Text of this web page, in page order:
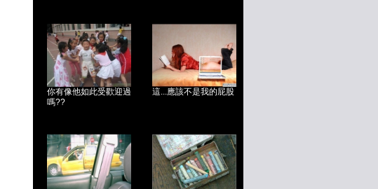
你有像他如此受歡迎過
嗎??
這...應該不是我的屁股